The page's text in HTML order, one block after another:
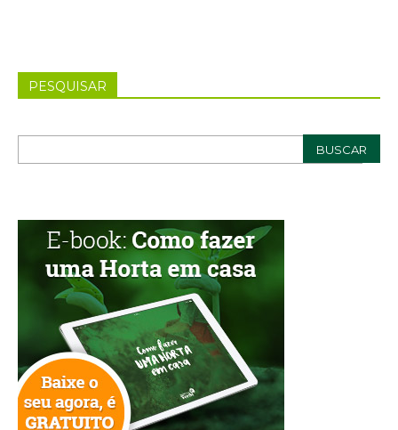
PESQUISAR